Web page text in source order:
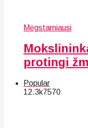
Mėgstamiausi
protingi
Popular
12.3k7570